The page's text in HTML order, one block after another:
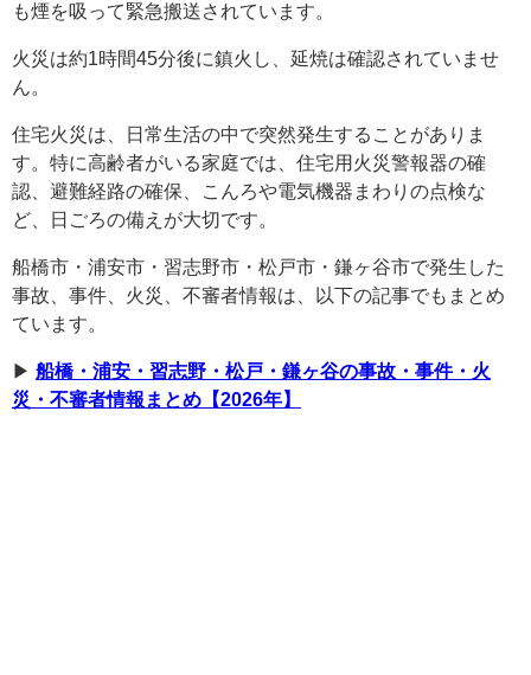
も煙を吸って緊急搬送されています。
火災は約1時間45分後に鎮火し、延焼は確認されていませ
ん。
住宅火災は、日常生活の中で突然発生することがありま
す。特に高齢者がいる家庭では、住宅用火災警報器の確
認、避難経路の確保、こんろや電気機器まわりの点検な
ど、日ごろの備えが大切です。
船橋市・浦安市・習志野市・松戸市・鎌ヶ谷市で発生した
事故、事件、火災、不審者情報は、以下の記事でもまとめ
ています。
▶︎ 船橋・浦安・習志野・松戸・鎌ヶ谷の事故・事件・火
災・不審者情報まとめ【2026年】